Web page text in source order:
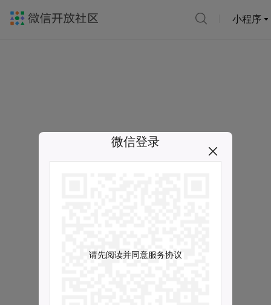
小程序
微信登录
请先阅读并同意服务协议